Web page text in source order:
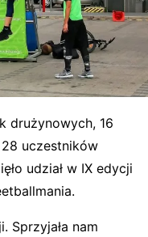
drużynowych, 16
uczestników
udział w IX edycji
Sprzyjała nam